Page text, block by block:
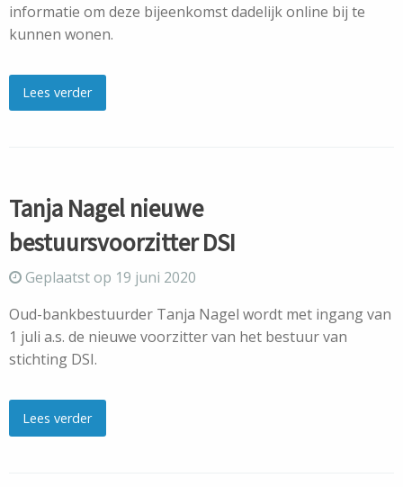
informatie om deze bijeenkomst dadelijk online bij te
kunnen wonen.
Lees verder
Tanja Nagel nieuwe
bestuursvoorzitter DSI
Geplaatst op 19 juni 2020
Oud-bankbestuurder Tanja Nagel wordt met ingang van
1 juli a.s. de nieuwe voorzitter van het bestuur van
stichting DSI.
Lees verder